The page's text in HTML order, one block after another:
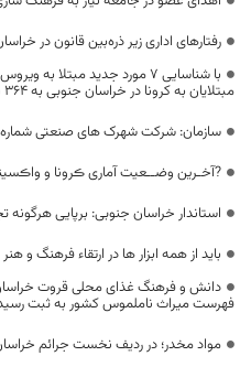
رفتارهای اداری زیر ذره‌بین قانون در
مبتلایان به کرونا در خراسان جنوبی به 364 نفر رسید
سازمان: شرکت شهرک های صنعتی شماره نامه: 2 تاریخ نامه:
?آخـرین وضــعیت آماری ڪرونا و
استاندار خراسان جنوبی: برپایی
باید از همه ابزار ها در ارتقاء فرهنگ و
فهرست میراث ناملموس کشور به ثبت
مواد مخدر؛ در ردیف نخست جرائم